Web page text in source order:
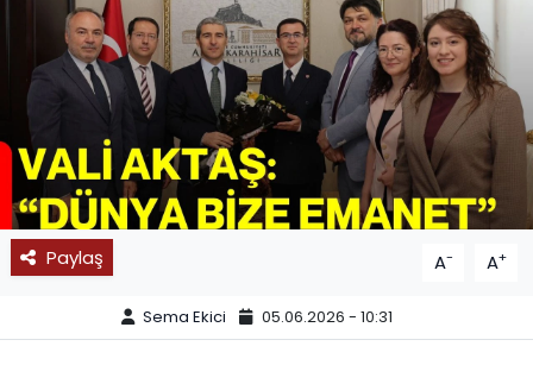
Paylaş A- A+
Sema Ekici 05.06.2026 - 10:31
SPOR
11:11 MANŞET